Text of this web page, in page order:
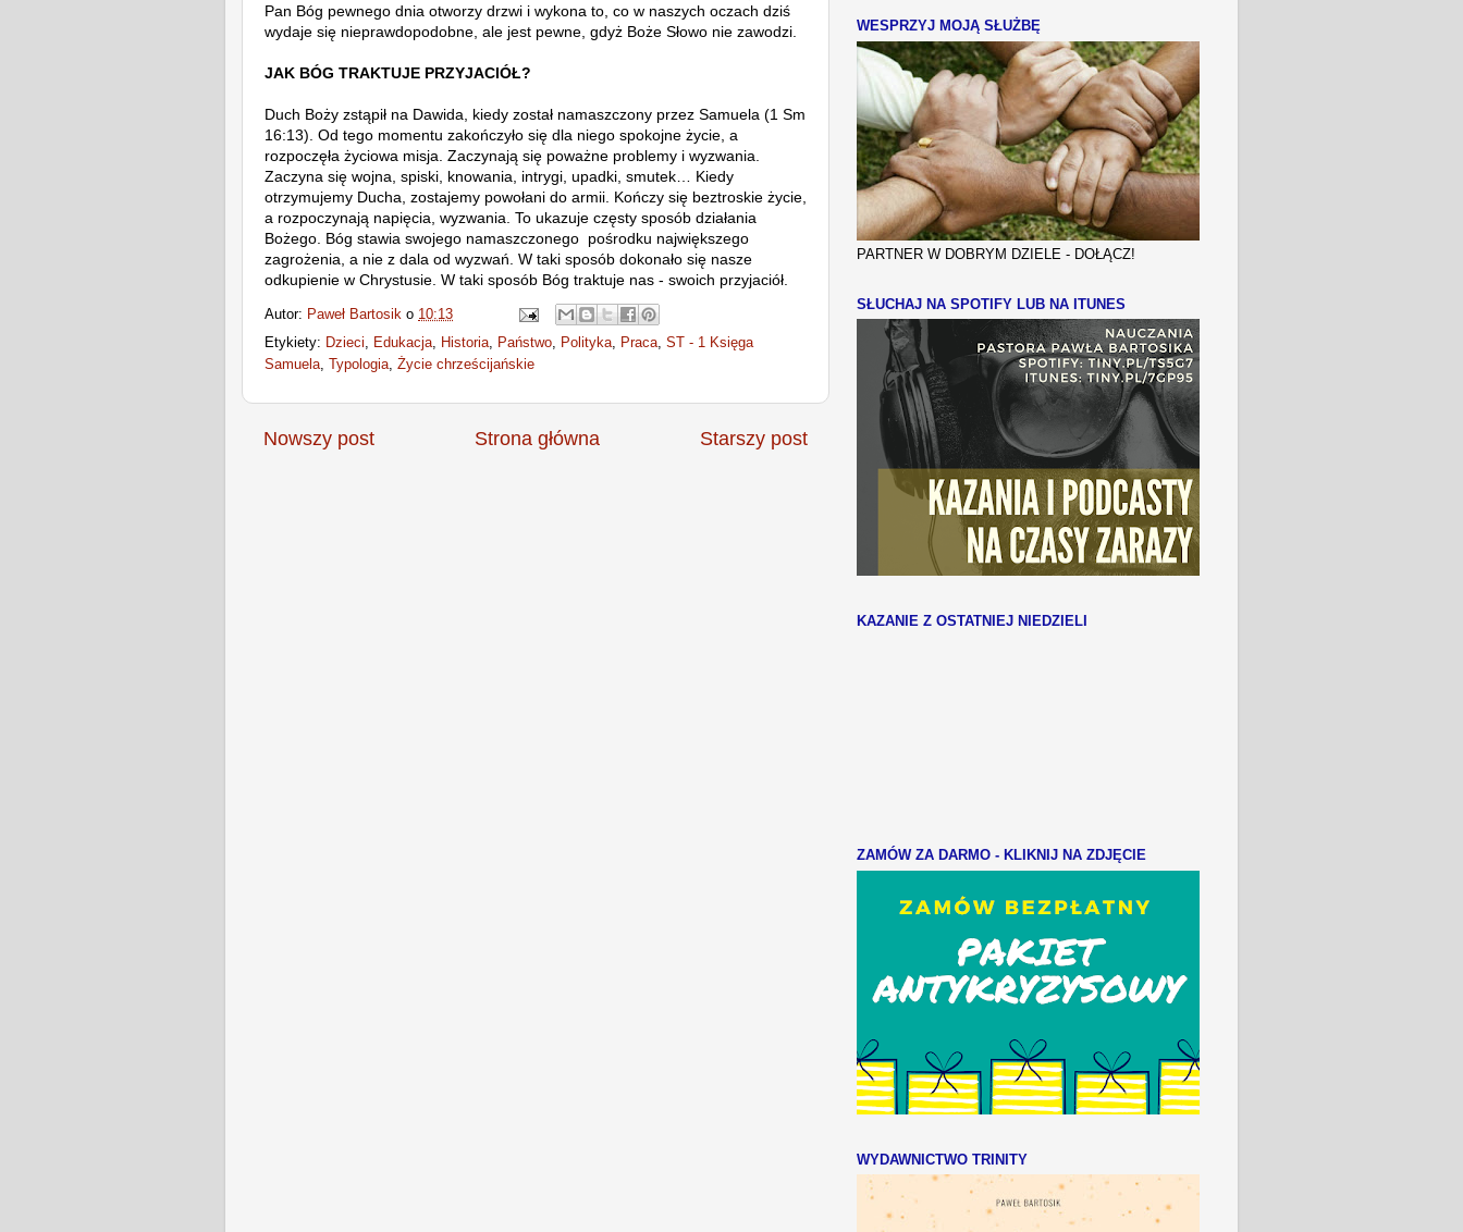
Pan Bóg pewnego dnia otworzy drzwi i wykona to, co w naszych oczach dziś
wydaje się nieprawdopodobne, ale jest pewne, gdyż Boże Słowo nie zawodzi.
JAK BÓG TRAKTUJE PRZYJACIÓŁ?
Duch Boży zstąpił na Dawida, kiedy został namaszczony przez Samuela (1 Sm
16:13) . Od tego momentu zakończyło się dla niego spokojne życie, a
rozpoczęła życiowa misja. Zaczynają się poważne problemy i wyzwania.
Zaczyna się wojna, spiski, knowania, intrygi, upadki, smutek… Kiedy
otrzymujemy Ducha, zostajemy powołani do armii. Kończy się beztroskie życie,
a rozpoczynają napięcia, wyzwania. To ukazuje częsty sposób działania
Bożego. Bóg stawia swojego namaszczonego pośrodku największego
zagrożenia, a nie z dala od wyzwań. W taki sposób dokonało się nasze
odkupienie w Chrystusie. W taki sposób Bóg traktuje nas - swoich przyjaciół.
Autor: Paweł Bartosik o 10:13
Etykiety: Dzieci, Edukacja, Historia, Państwo, Polityka, Praca, ST - 1 Księga
Samuela, Typologia, Życie chrześcijańskie
Nowszy post Starszy post
Strona główna
WESPRZYJ MOJĄ SŁUŻBĘ
PARTNER W DOBRYM DZIELE - DOŁĄCZ!
SŁUCHAJ NA SPOTIFY LUB NA ITUNES
KAZANIE Z OSTATNIEJ NIEDZIELI
ZAMÓW ZA DARMO - KLIKNIJ NA ZDJĘCIE
WYDAWNICTWO TRINITY